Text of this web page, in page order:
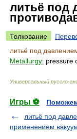
литьё под
Толкование
литьё под
Metallurgy: pressure
Универсальный русско-
Игры ⚽
литьё под
применением